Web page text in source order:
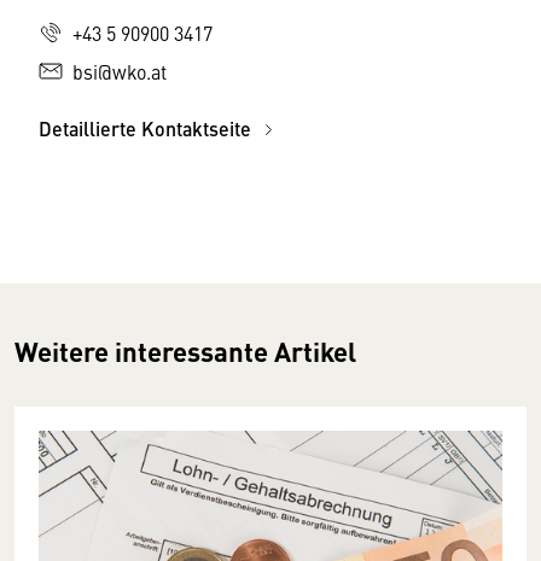
+43 5 90900 3417
bsi@wko.at
Detaillierte Kontaktseite
Weitere interessante Artikel